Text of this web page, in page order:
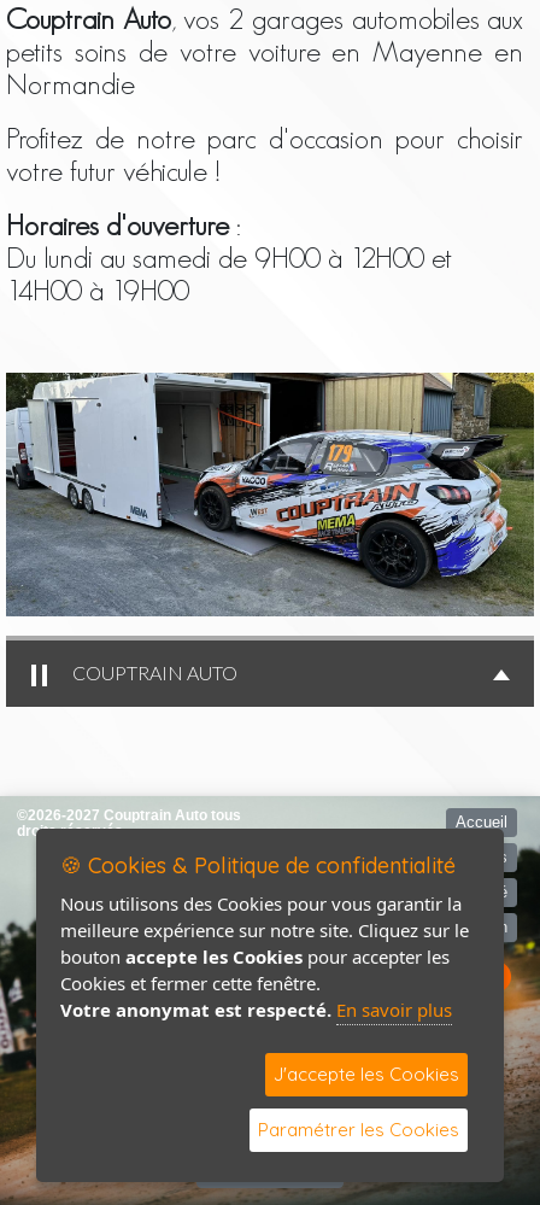
Couptrain Auto, vos 2 garages automobiles aux
petits soins de votre voiture en Mayenne en
Normandie
Profitez de notre parc d'occasion pour choisir
votre futur véhicule !
Horaires d'ouverture:
Du lundi au samedi de 9H00 à 12H00 et
14H00 à 19H00
COUPTRAIN AUTO
©2026-2027 Couptrain Auto tous
droits réservés
Accueil
Mentions légales
Politique de confidentialité
Contact / Plan
🍪 Cookies & Politique de confidentialité
Nous utilisons des Cookies pour vous garantir la
meilleure expérience sur notre site. Cliquez sur le
bouton accepte les Cookies pour accepter les
Cookies et fermer cette fenêtre.
Votre anonymat est respecté. En savoir plus
J'accepte les Cookies
Paramétrer les Cookies